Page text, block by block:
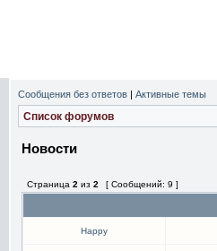
Сообщения без ответов | Активные темы
Список форумов
Новости
Страница 2 из 2 [ Сообщений: 9 ]
Happy